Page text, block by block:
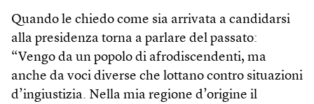
Quando le chiedo come sia arrivata a candidarsi
alla presidenza torna a parlare del passato:
“Vengo da un popolo di afrodiscendenti, ma
anche da voci diverse che lottano contro situazioni
d’ingiustizia. Nella mia regione d’origine il